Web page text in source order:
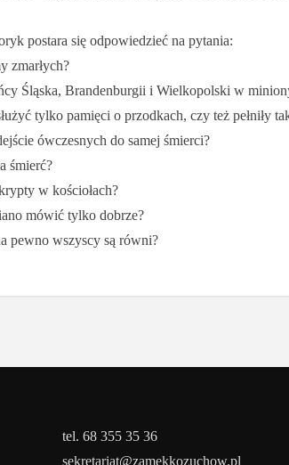
postara się odpowiedzieć na pytania:
zmarłych?
Śląska, Brandenburgii i Wielkopolski w
tylko pamięci o przodkach, czy też pełniły
ówczesnych do samej śmierci?
śmierć?
w kościołach?
mówić tylko dobrze?
pewno wszyscy są równi?
tel. 68 355 35 36
sekretariat@zamekkozuchow.pl